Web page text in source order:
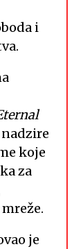
i
koje
za
je